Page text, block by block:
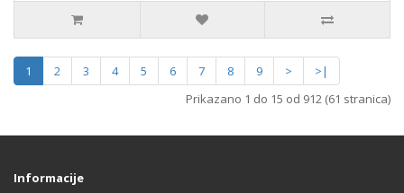
1 2 3 4 5 6 7 8 9 >
>|
Prikazano 1 do 15 od 912 (61 stranica)
Informacije